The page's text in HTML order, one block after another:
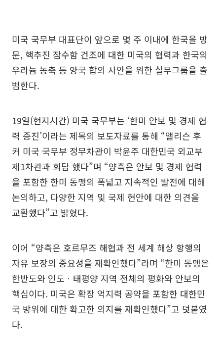
미국 국무부 대표단이 앞으로 몇 주 이내에 한국을 방
문, 핵추진 잠수함 건조에 대한 미국의 협력과 한국의
우라늄 농축 등 양국 합의 사안을 위한 실무그룹을 출
범한다.
19일(현지시간) 미국 국무부는 ‘한미 안보 및 경제 협
력 증진’이라는 제목의 보도자료를 통해 “앨리슨 후
커 미국 국무부 정무차관이 박윤주 대한민국 외교부
제1차관과 회담 했다”며 “양측은 안보 및 경제 협력
을 포함한 한미 동맹의 폭넓고 지속적인 발전에 대해
논의하고, 다양한 지역 및 국제 현안에 대한 의견을
교환했다”고 밝혔다.
이어 “양측은 호르무즈 해협과 전 세계 해상 항행의
자유 보장의 중요성을 재확인했다”라며 “한미 동맹은
한반도와 인도ㆍ태평양 지역 전체의 평화와 안보의
핵심이다. 미국은 확장 억지력 공약을 포함한 대한민
국 방위에 대한 확고한 의지를 재확인했다”고 덧붙였
다.